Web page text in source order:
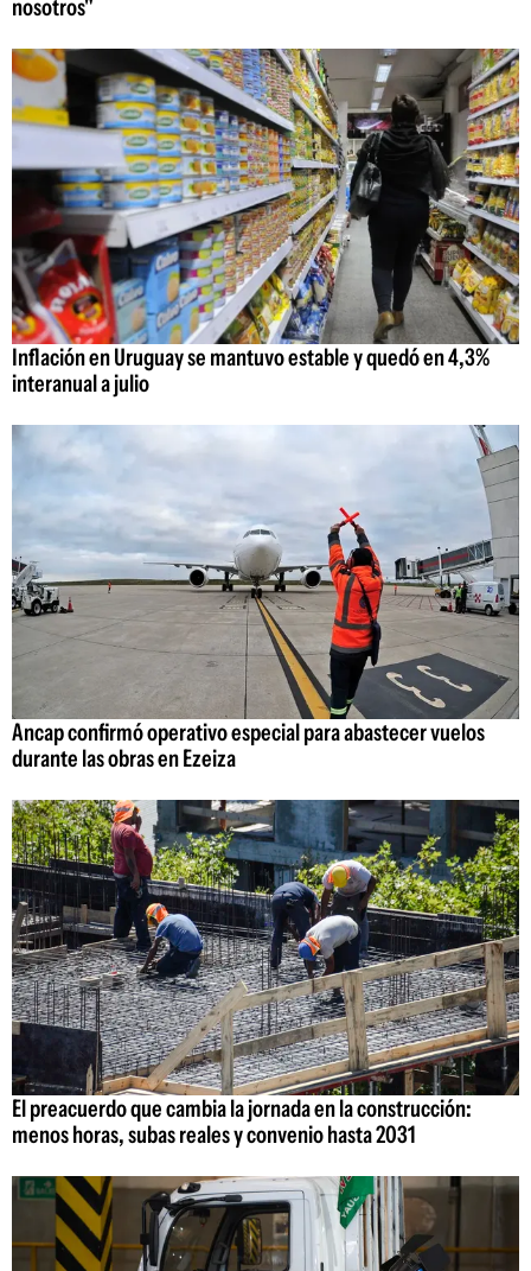
nosotros"
Inflación en Uruguay se mantuvo estable y quedó en 4,3%
interanual a julio
Ancap confirmó operativo especial para abastecer vuelos
durante las obras en Ezeiza
El preacuerdo que cambia la jornada en la construcción:
menos horas, subas reales y convenio hasta 2031